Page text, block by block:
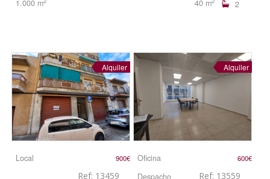
1.000 m 40 m 2
Alquiler
Local 900€
Ref: 13459
Alquiler
Oficina
Despacho
600€
Ref: 13559